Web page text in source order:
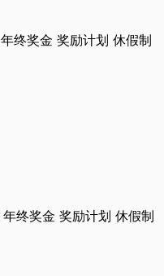
年终奖金 奖励计划 休假制
年终奖金 奖励计划 休假制